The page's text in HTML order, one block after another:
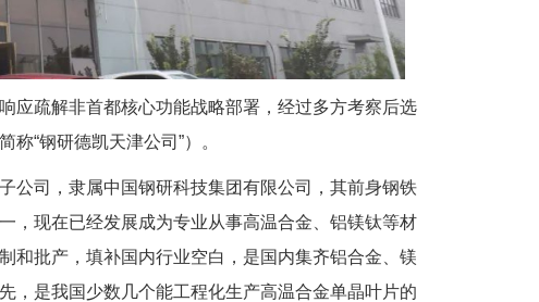
应疏解非首都核心功能战略部署，经过多方考察后选
“钢研德凯天津公司”）。
公司，隶属中国钢研科技集团有限公司，其前身钢铁
，现在已经发展成为专业从事高温合金、铝镁钛等材
和批产，填补国内行业空白，是国内集齐铝合金、镁
，是我国少数几个能工程化生产高温合金单晶叶片的